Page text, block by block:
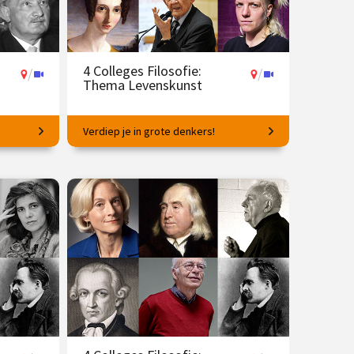
/
dec.
4 Colleges Filosofie:
Thema Levenskunst
/
Wat heeft vriendschap met wijsheid te
maken?
€ 145.00 vanaf 20 apr.
/ Op locatie of online
Verdiep je in grote denkers!